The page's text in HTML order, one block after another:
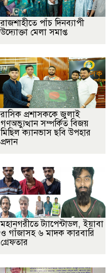
রাজশাহীতে পাঁচ দিনব্যাপী
উদ্যোক্তা মেলা সমাপ্ত
রাসিক প্রশাসককে জুলাই
গণঅভ্যুত্থান সম্পর্কিত বিজয়
মিছিল ক্যানভাস ছবি উপহার
প্রদান
মহানগরীতে ট্যাপেন্টাডল, ইয়াবা
ও গাঁজাসহ ৬ মাদক কারবারি
গ্রেফতার